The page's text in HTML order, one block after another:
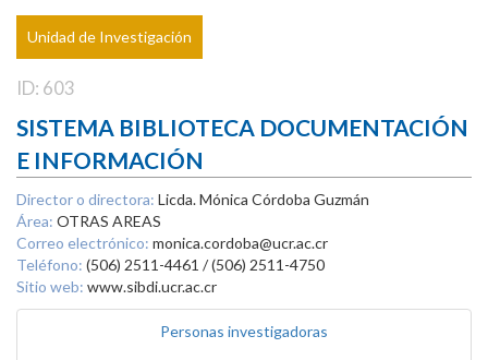
Unidad de Investigación
ID: 603
SISTEMA BIBLIOTECA DOCUMENTACIÓN
E INFORMACIÓN
Director o directora: Licda. Mónica Córdoba Guzmán
Área: OTRAS AREAS
Correo electrónico: monica.cordoba@ucr.ac.cr
Teléfono: (506) 2511-4461 / (506) 2511-4750
Sitio web: www.sibdi.ucr.ac.cr
Personas investigadoras